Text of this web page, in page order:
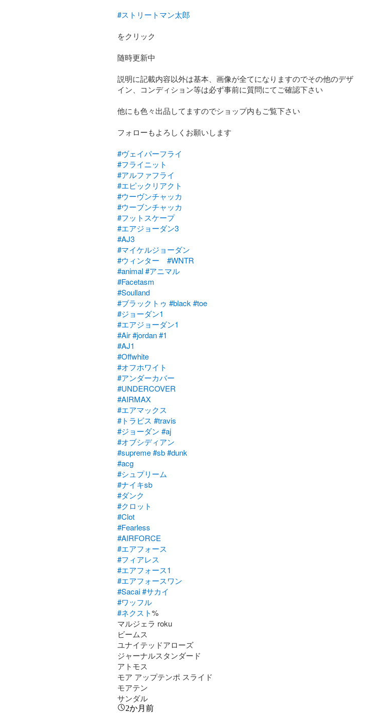
#ストリートマン太郎
をクリック
随時更新中
説明に記載内容以外は基本、画像が全てになりますのでその他のデザ
イン、コンディション等は必ず事前に質問にてご確認下さい
他にも色々出品してますのでショップ内もご覧下さい
フォローもよろしくお願いします
#ヴェイパーフライ
#フライニット
#アルファフライ
#エピックリアクト
#ウーヴンチャッカ
#ウーブンチャッカ
#フットスケープ
#エアジョーダン3
#AJ3
#マイケルジョーダン
#ウィンター
#WNTR
#animal #アニマル
#Facetasm
#Soulland
#ブラックトゥ #black #toe
#ジョーダン1
#エアジョーダン1
#Air #jordan #1
#AJ1
#Offwhite
#オフホワイト
#アンダーカバー
#UNDERCOVER
#AIRMAX
#エアマックス
#トラビス #travis
#ジョーダン #aj
#オブシディアン
#supreme #sb #dunk
#acg
#シュプリーム
#ナイキsb
#ダンク
#クロット
#Clot
#Fearless
#AIRFORCE
#エアフォース
#フィアレス
#エアフォース1
#エアフォースワン
#Sacai #サカイ
#ワッフル
#ネクスト%
マルジェラ roku
ビームス
ユナイテッドアローズ
ジャーナルスタンダード
アトモス
モア アップテンポ スライド
モアテン
サンダル
2か月前